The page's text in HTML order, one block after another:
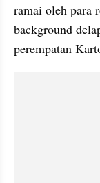
ramai oleh para
background
perempatan